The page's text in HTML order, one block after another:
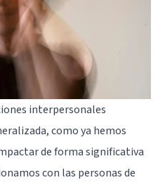
interpersonales
como ya hemos
de forma significativa
con las personas de